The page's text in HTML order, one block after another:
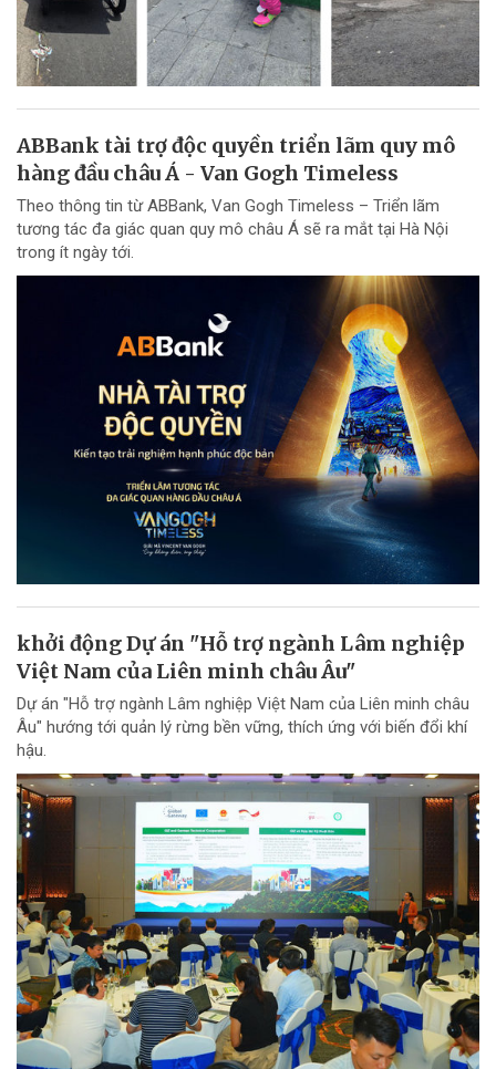
ABBank tài trợ độc quyền triển lãm quy mô
hàng đầu châu Á - Van Gogh Timeless
Theo thông tin từ ABBank, Van Gogh Timeless – Triển lãm
tương tác đa giác quan quy mô châu Á sẽ ra mắt tại Hà Nội
trong ít ngày tới.
khởi động Dự án "Hỗ trợ ngành Lâm nghiệp
Việt Nam của Liên minh châu Âu"
Dự án "Hỗ trợ ngành Lâm nghiệp Việt Nam của Liên minh châu
Âu" hướng tới quản lý rừng bền vững, thích ứng với biến đổi khí
hậu.